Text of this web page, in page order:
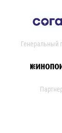
Генеральный